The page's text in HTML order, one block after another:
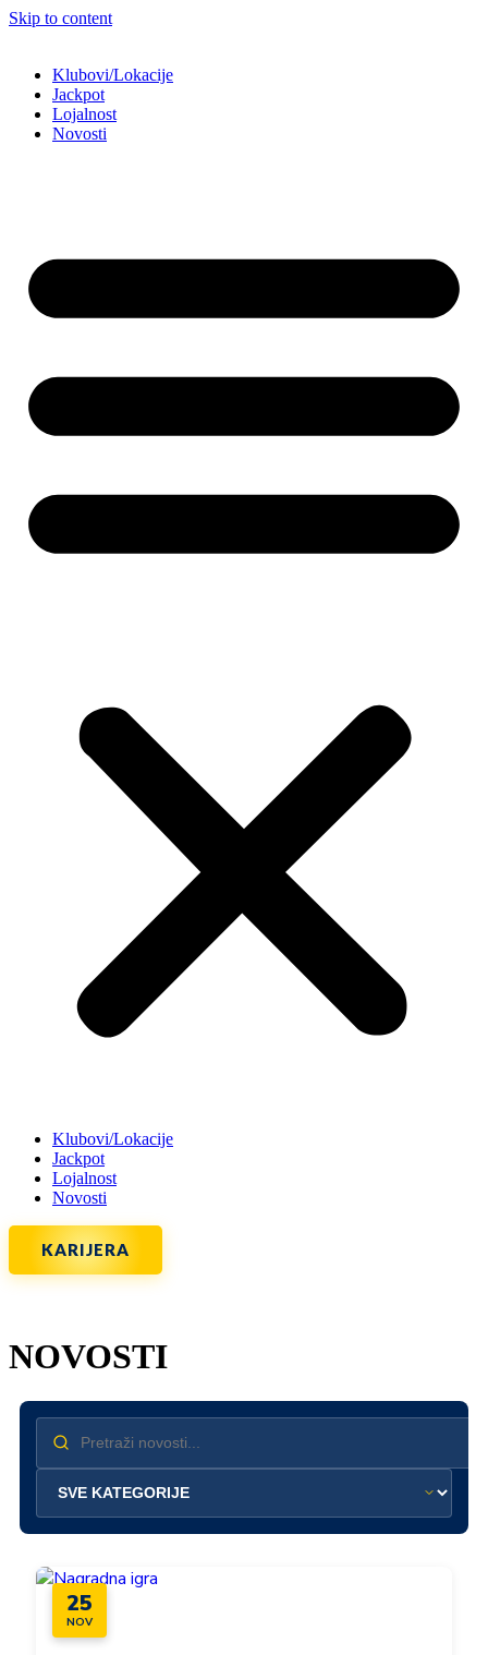
Skip to content
Klubovi/Lokacije
Jackpot
Lojalnost
Novosti
Klubovi/Lokacije
Jackpot
Lojalnost
Novosti
KARIJERA
NOVOSTI
25
NOV